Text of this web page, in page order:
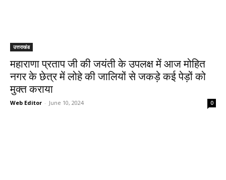
उत्तराखंड
महाराणा प्रताप जी की जयंती के उपलक्ष में आज मोहित
नगर के छेत्र में लोहे की जालियों से जकड़े कई पेड़ों को
मुक्त कराया
Web Editor - June 10, 2024 0